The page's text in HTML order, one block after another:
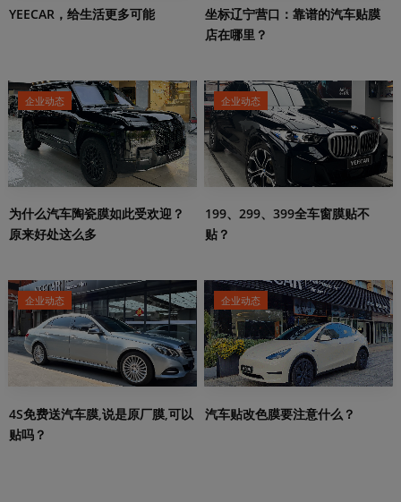
YEECAR，给生活更多可能
坐标辽宁营口：靠谱的汽车贴膜
店在哪里？
企业动态
为什么汽车陶瓷膜如此受欢迎？
原来好处这么多
企业动态
199、299、399全车窗膜贴不
贴？
企业动态
4S免费送汽车膜,说是原厂膜,可以
贴吗？
企业动态
汽车贴改色膜要注意什么？